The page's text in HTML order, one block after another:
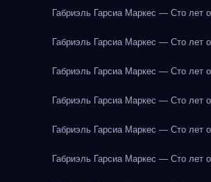
Габриэль Гарсиа Маркес — Сто лет
Габриэль Гарсиа Маркес — Сто лет
Габриэль Гарсиа Маркес — Сто лет
Габриэль Гарсиа Маркес — Сто лет
Габриэль Гарсиа Маркес — Сто лет
Габриэль Гарсиа Маркес — Сто лет